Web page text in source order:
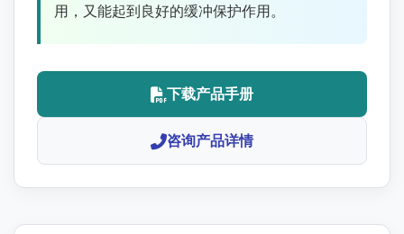
用，又能起到良好的缓冲保护作用。
下载产品手册
咨询产品详情